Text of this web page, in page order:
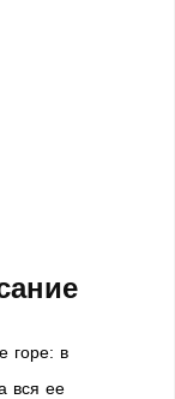
горе: в
вся ее